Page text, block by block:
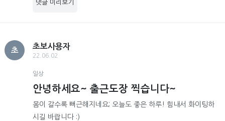
댓글 미리보기
초
초보사용자
22.06.02
일상
안녕하세요~ 출근도장 찍습니다~
몸이 갈수록 뻐근해지네요; 오늘도 좋은 하루! 힘내서 화이팅하
시길 바랍니다 :)